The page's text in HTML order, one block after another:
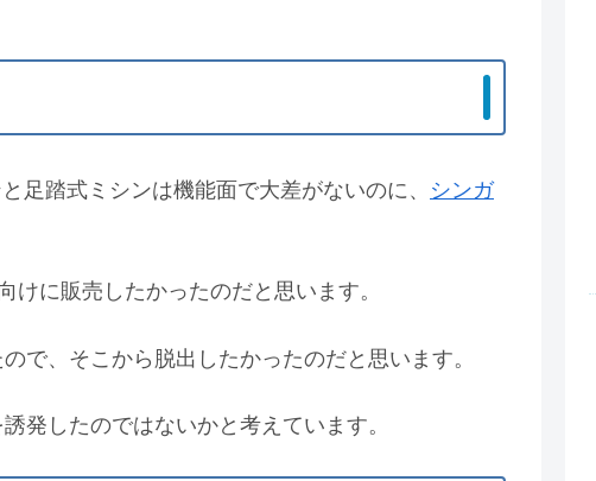
足踏式ミシンは機能面で大差がないのに、 シンガ
に販売したかったのだと思います。
で、そこから脱出したかったのだと思います。
発したのではないかと考えています。